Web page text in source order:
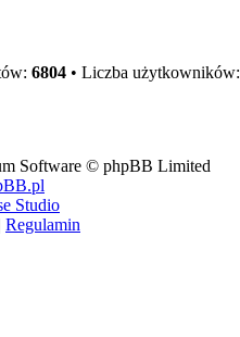
6804 • Liczba użytkowników:
Software © phpBB Limited
Studio
Regulamin